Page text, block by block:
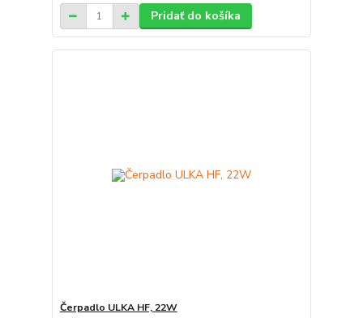
Pridať do košíka
Čerpadlo ULKA HF, 22W